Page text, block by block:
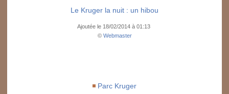
Le Kruger la nuit : un hibou
Ajoutée le 18/02/2014 à 01:13
© Webmaster
Parc Kruger